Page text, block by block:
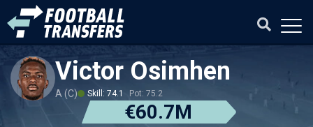
Victor Osimhen
A (C) Skill: 74.1 Pot: 75.2
€60.7M